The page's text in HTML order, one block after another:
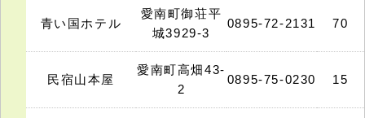
青い国ホテル
愛南町御荘平
城3929-3
0895-72-2131 70
民宿山本屋
愛南町高畑43-
2
0895-75-0230 15